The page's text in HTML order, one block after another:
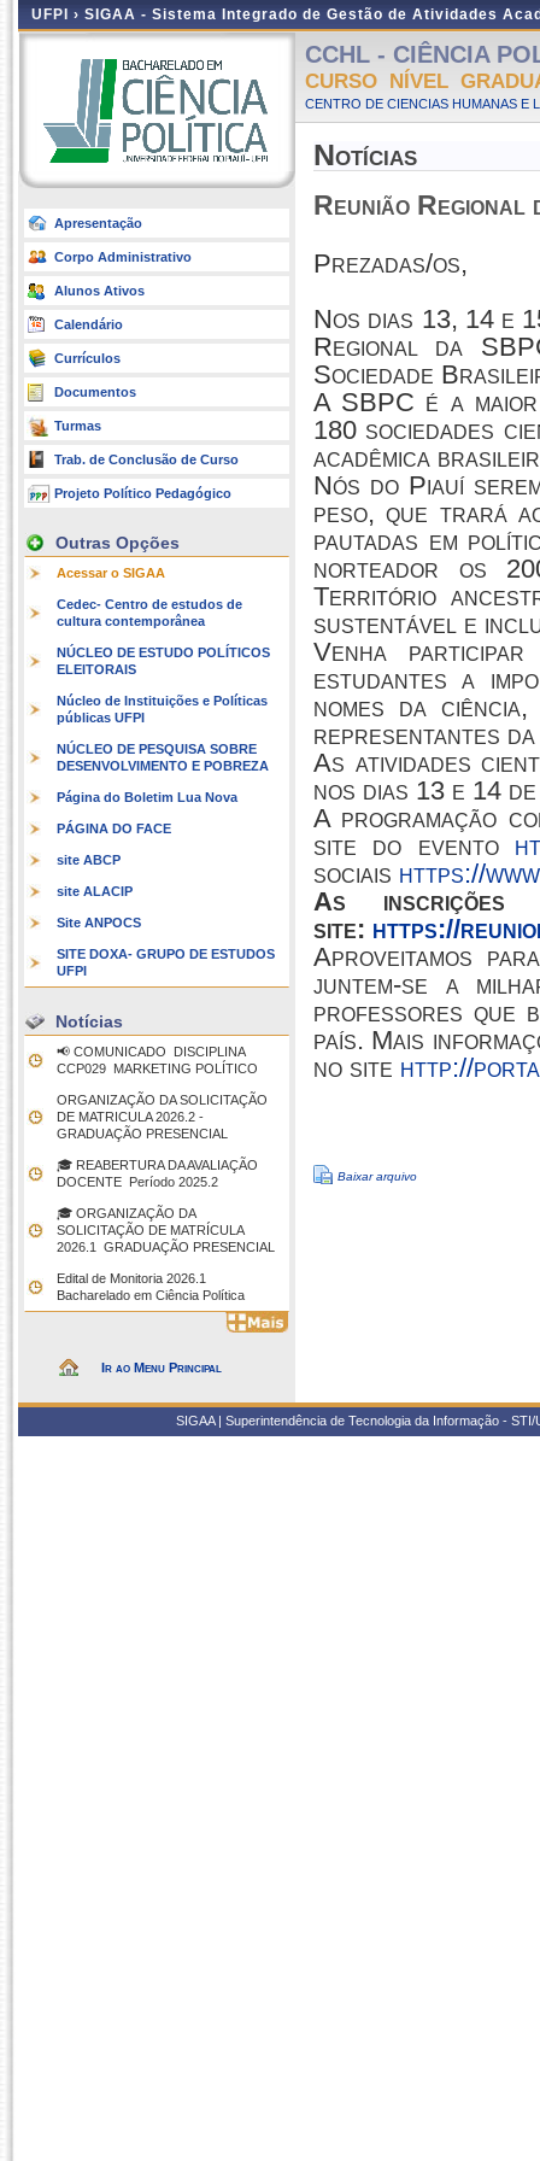
UFPI › SIGAA - Sistema Integrado de Gestão de Atividades
Apresentação
Corpo Administrativo
Alunos Ativos
Calendário
Currículos
Documentos
Turmas
Trab. de Conclusão de Curso
Projeto Político Pedagógico
Outras Opções
Acessar o SIGAA
Cedec- Centro de estudos de
cultura contemporânea
NÚCLEO DE ESTUDO POLÍTICOS
ELEITORAIS
Núcleo de Instituições e Políticas
públicas UFPI
NÚCLEO DE PESQUISA SOBRE
DESENVOLVIMENTO E POBREZA
Página do Boletim Lua Nova
PÁGINA DO FACE
site ABCP
site ALACIP
Site ANPOCS
SITE DOXA- GRUPO DE ESTUDOS
UFPI
Notícias
📢 COMUNICADO  DISCIPLINA
CCP029  MARKETING POLÍTICO
ORGANIZAÇÃO DA SOLICITAÇÃO
DE MATRICULA 2026.2 -
GRADUAÇÃO PRESENCIAL
🎓 REABERTURA DA AVALIAÇÃO
DOCENTE  Período 2025.2
🎓 ORGANIZAÇÃO DA
SOLICITAÇÃO DE MATRÍCULA
2026.1  GRADUAÇÃO PRESENCIAL
Edital de Monitoria 2026.1 
Bacharelado em Ciência Política
Ir ao Menu Principal
CCHL - CIÊNCIA
CURSO NÍVEL
CENTRO DE CIENCIAS HUMANAS E
Notícias
Reunião Regional
Prezadas/os,
Nos dias 13, 14 e
Regional da
Sociedade
A SBPC é a
180 sociedades
acadêmica
Nós do Piauí
peso, que trará
pautadas em
norteador os
Território
sustentável e
Venha
estudantes a
nomes da
representantes
As atividades
nos dias 13 e 14
A programação
site do evento
sociais https://
As
site: https://
Aproveitamos
juntem-se a
professores que
país. Mais
no site http://
Baixar arquivo
SIGAA | Superintendência de Tecnologia da Informação -